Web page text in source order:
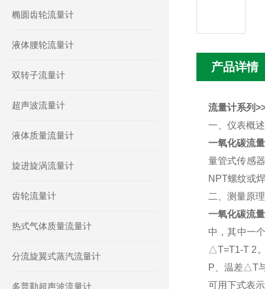
椭圆齿轮流量计
液体腰轮流量计
双转子流量计
超声波流量计
液体质量流量计
旋进旋涡流量计
齿轮流量计
热式气体质量流量计
分流旋翼式蒸汽流量计
多普勒超声波流量计
产品详情
流量计系列
一、仪表概
一氧化碳流
量管式传感
NPT螺纹或
二、测量原
一氧化碳流
中，其中一
△T=T1-T 2
P、温差△T
可用下式表